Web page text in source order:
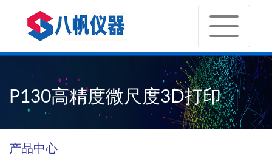
P130高精度微尺度3D打印
产品中心